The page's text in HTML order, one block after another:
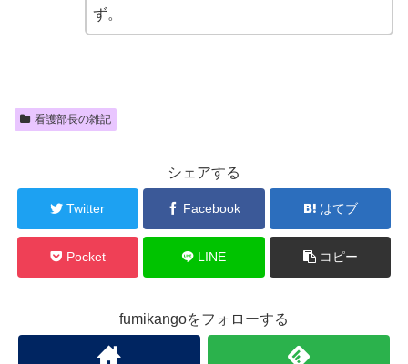
ず。
看護部長の雑記
シェアする
Twitter Facebook はてブ
Pocket LINE コピー
fumikangoをフォローする